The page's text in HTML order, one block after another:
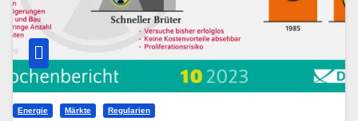
Energie Märkte Regularien